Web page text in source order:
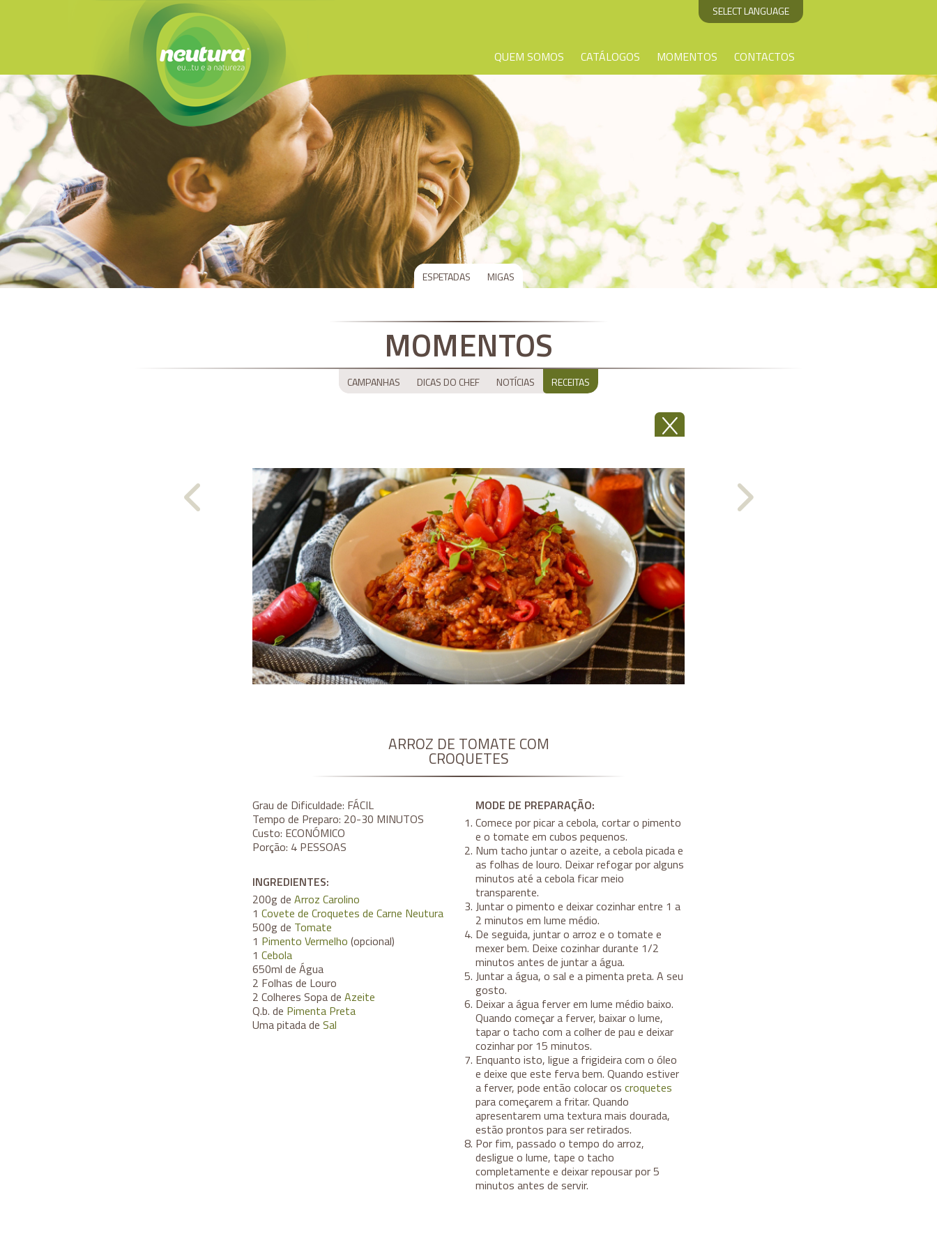
QUEM SOMOS CATÁLOGOS MOMENTOS CONTACTOS
SELECT LANGUAGE
ESPETADAS MIGAS
MOMENTOS
CAMPANHAS DICAS DO CHEF NOTÍCIAS RECEITAS
ARROZ DE TOMATE COM
CROQUETES
Grau de Dificuldade: FÁCIL
Tempo de Preparo: 20-30 MINUTOS
Custo: ECONÓMICO
Porção: 4 PESSOAS
INGREDIENTES:
200g de Arroz Carolino
1 Covete de Croquetes de Carne Neutura
500g de Tomate
1 Pimento Vermelho (opcional)
1 Cebola
650ml de Água
2 Folhas de Louro
2 Colheres Sopa de Azeite
Q.b. de Pimenta Preta
Uma pitada de Sal
MODE DE PREPARAÇÃO:
Comece por picar a cebola, cortar o pimento
e o tomate em cubos pequenos.
Num tacho juntar o azeite, a cebola picada e
as folhas de louro. Deixar refogar por alguns
minutos até a cebola ficar meio
transparente.
Juntar o pimento e deixar cozinhar entre 1 a
2 minutos em lume médio.
De seguida, juntar o arroz e o tomate e
mexer bem. Deixe cozinhar durante 1/2
minutos antes de juntar a água.
Juntar a água, o sal e a pimenta preta. A seu
gosto.
Deixar a água ferver em lume médio baixo.
Quando começar a ferver, baixar o lume,
tapar o tacho com a colher de pau e deixar
cozinhar por 15 minutos.
Enquanto isto, ligue a frigideira com o óleo
e deixe que este ferva bem. Quando estiver
a ferver, pode então colocar os croquetes
para começarem a fritar. Quando
apresentarem uma textura mais dourada,
estão prontos para ser retirados.
Por fim, passado o tempo do arroz,
desligue o lume, tape o tacho
completamente e deixar repousar por 5
minutos antes de servir.